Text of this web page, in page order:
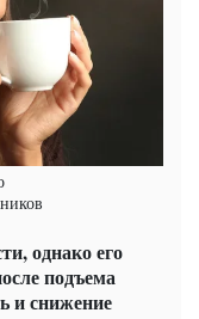
однако его
подъема
и снижение